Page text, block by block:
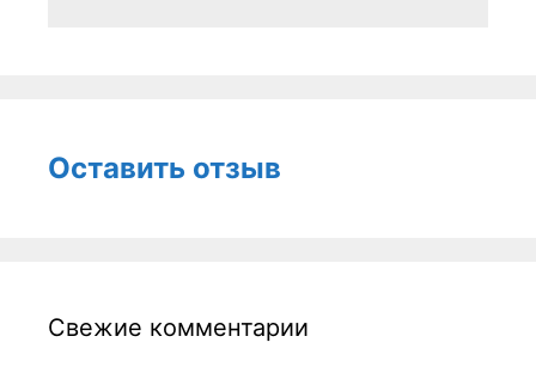
Оставить отзыв
Свежие комментарии